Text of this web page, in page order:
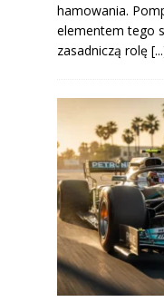
hamowania.
elementem tego
zasadniczą rolę